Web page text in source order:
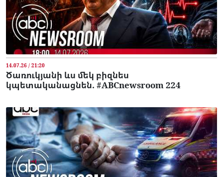
14.07.26 / 21:20
Ծառուկյանի ևս մեկ բիզնես
կպետականացնեն. #ABCnewsroom 224